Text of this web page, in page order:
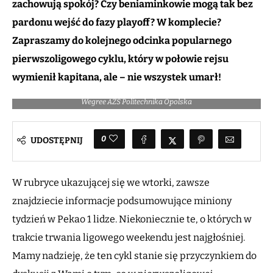
zachowują spokój? Czy beniaminkowie mogą tak bez
pardonu wejść do fazy playoff? W komplecie?
Zapraszamy do kolejnego odcinka popularnego
pierwszoligowego cyklu, który w połowie rejsu
wymienił kapitana, ale – nie wszystek umarł!
Wegree AZS Politechnika Opolska
UDOSTĘPNIJ 0
W rubryce ukazującej się we wtorki, zawsze
znajdziecie informacje podsumowujące miniony
tydzień w Pekao 1 lidze. Niekoniecznie te, o których w
trakcie trwania ligowego weekendu jest najgłośniej.
Mamy nadzieję, że ten cykl stanie się przyczynkiem do